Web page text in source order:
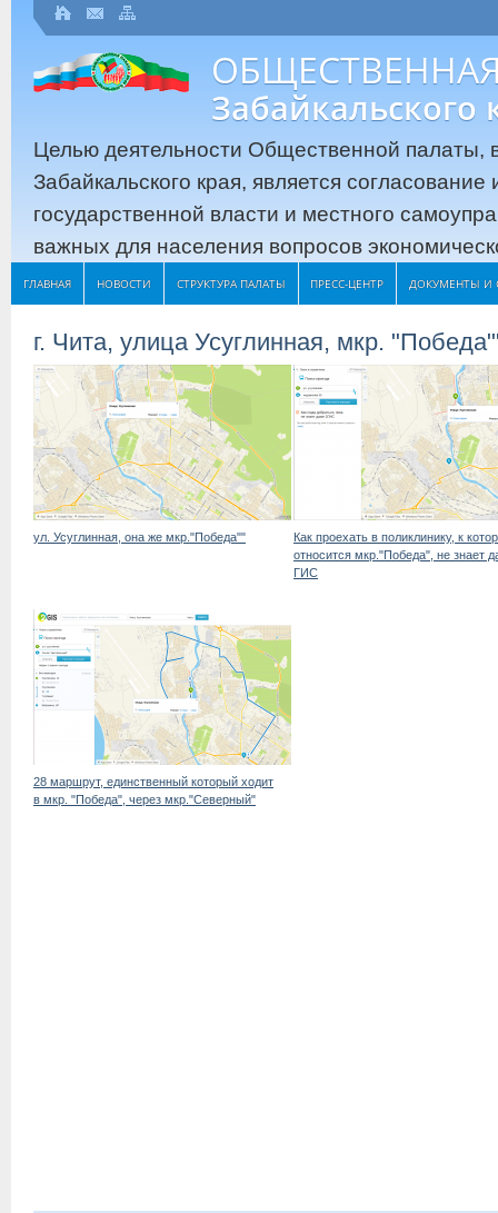
Забайкальского
Целью деятельности Общественной палаты,
Забайкальского края, является
государственной власти и местного
важных для населения вопросов
ГЛАВНАЯ НОВОСТИ СТРУКТУРА ПАЛАТЫ ПРЕСС-ЦЕНТР ДОКУМЕНТЫ И
г. Чита, улица Усуглинная, мкр.
ул. Усуглинная, она же мкр."Победа""
Как проехать в поликлинику, к
относится мкр."Победа", не знает
ГИС
28 маршрут, единственный который ходит
в мкр. "Победа", через мкр."Северный"